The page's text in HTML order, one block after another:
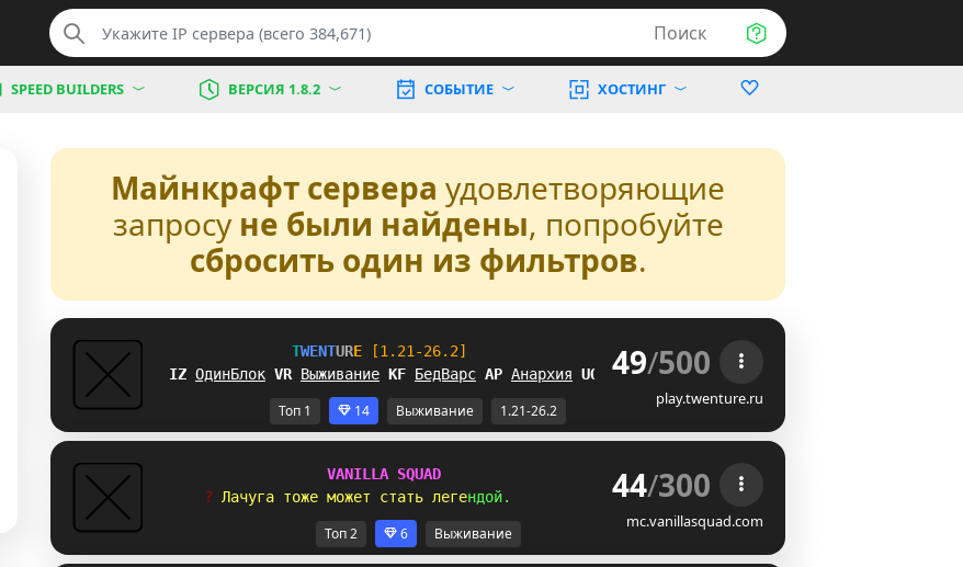
Поиск
SPEED BUILDERS ВЕРСИЯ 1.8.2 СОБЫТИЕ ХОСТИНГ
Майнкрафт сервера удовлетворяющие
запросу не были найдены, попробуйте
сбросить один из фильтров.
TWENTURE
[1.21-26.2]
R_ ОдинБлок ]S Выживание CC БедВарс H^ Анархия [I 49/500
play.twenture.ru
Топ 1 14 Выживание 1.21-26.2
VANIL L A SQUAD
? Лачуга тоже может стать легендой. 44/300
mc.vanillasquad.com
Топ 2 6 Выживание